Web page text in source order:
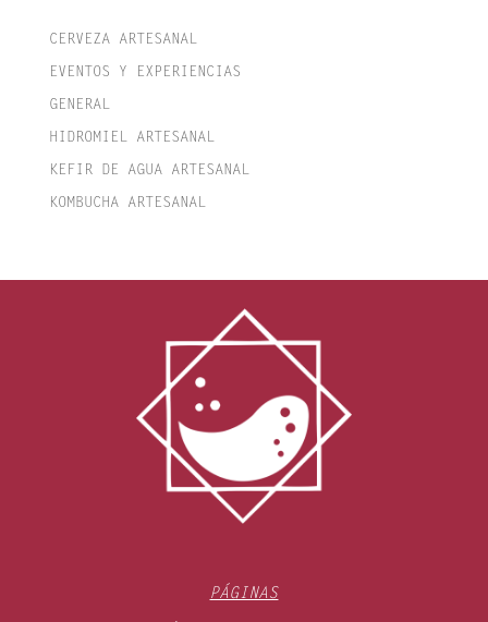
CERVEZA ARTESANAL
EVENTOS Y EXPERIENCIAS
GENERAL
HIDROMIEL ARTESANAL
KEFIR DE AGUA ARTESANAL
KOMBUCHA ARTESANAL
PÁGINAS